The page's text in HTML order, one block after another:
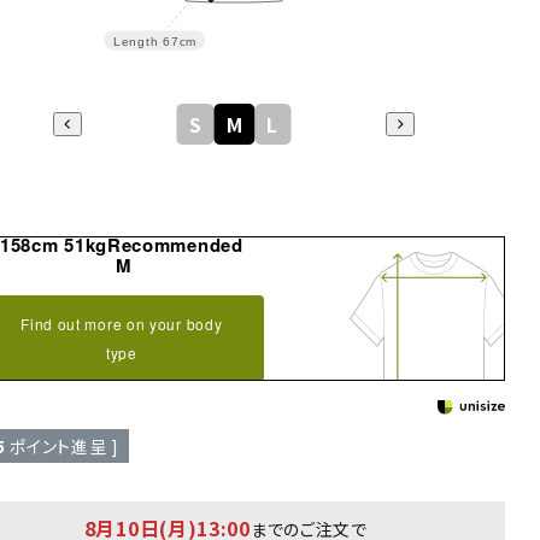
Length 67cm
S M L
158cm 51kgRecommended
M
Find out more on your body
type
ポイント進呈 ]
8月10日(月)13:00までのご注文で